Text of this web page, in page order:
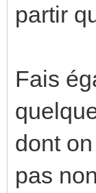
partir
Fais
dont
pas non